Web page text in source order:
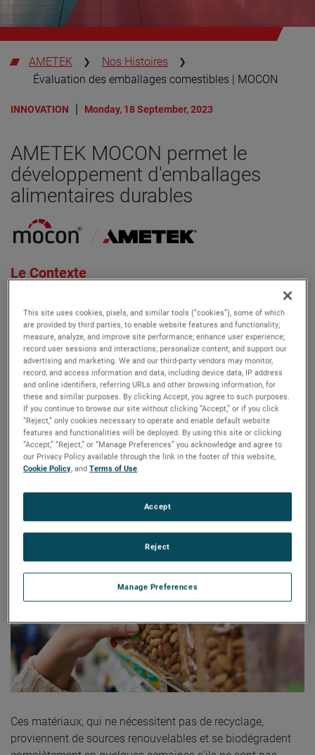
AMETEK
Nos Histoires
Évaluation des emballages comestibles | MOCON
INNOVATION Monday, 18 September, 2023
AMETEK MOCON permet le
développement d'emballages
alimentaires durables
Le Contexte
carbone
Alors que l'initiative mondiale visant à réduire les
émissions de carbone continue de se développer, les
bioplastiques ont connu un essor considérable en termes
de production et d'utilisation. Les films et revêtements
comestibles hyper-dégradables sont au seuil de
l'innovation de masse. Ces matériaux peuvent être
fabriqués à partir de déchets agricoles, tels que les
amidons et les résidus de brasserie, ce qui réduit la
concurrence pour l'espace agricole et
permet d'économiser jusqu'à 87 % des émissions de
carbone.
Ces matériaux, qui ne nécessitent pas de recyclage,
proviennent de sources renouvelables et se biodégradent
This site uses cookies, pixels, and similar tools (“cookies”), some of which
are provided by third parties, to enable website features and functionality;
measure, analyze, and improve site performance; enhance user experience;
record user sessions and interactions; personalize content; and support our
advertising and marketing. We and our third-party vendors may monitor,
record, and access information and data, including device data, IP address
and online identifiers, referring URLs and other browsing information, for
these and similar purposes. By clicking Accept, you agree to such purposes.
If you continue to browse our site without clicking “Accept,” or if you click
“Reject,” only cookies necessary to operate and enable default website
features and functionalities will be deployed. By using this site or clicking
“Accept,” “Reject,” or “Manage Preferences” you acknowledge and agree to
our Privacy Policy available through the link in the footer of this website,
Cookie Policy, andTerms of Use.
Manage Preferences
Reject
Accept